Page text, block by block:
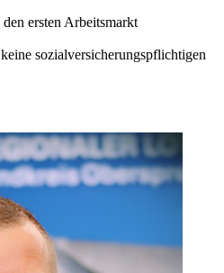
ersten Arbeitsmarkt
sozialversicherungspflichtigen